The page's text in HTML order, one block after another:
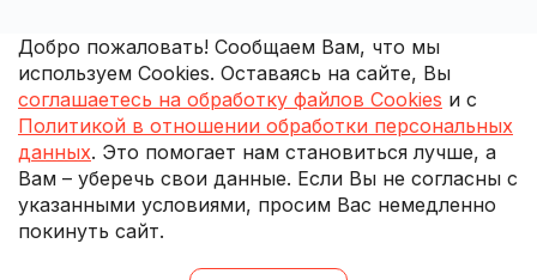
Добро пожаловать! Сообщаем Вам, что мы
используем Cookies. Оставаясь на сайте, Вы
соглашаетесь на обработку файлов Cookies и с
Политикой в отношении обработки персональных
данных. Это помогает нам становиться лучше, а
Вам – уберечь свои данные. Если Вы не согласны с
указанными условиями, просим Вас немедленно
покинуть сайт.